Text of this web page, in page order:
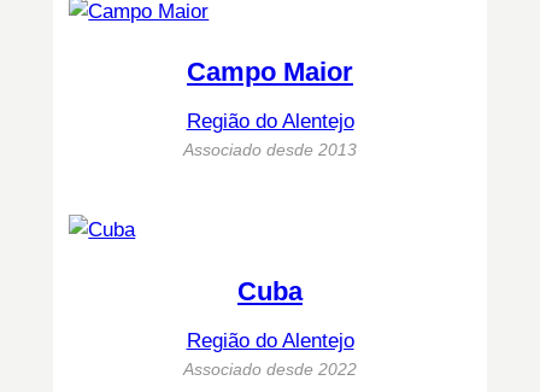
Campo Maior
Região do Alentejo
Associado desde 2013
Cuba
Região do Alentejo
Associado desde 2022